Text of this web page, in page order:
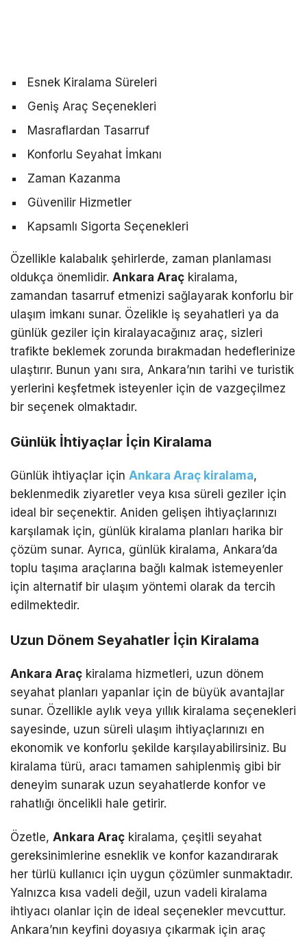
Esnek Kiralama Süreleri
Geniş Araç Seçenekleri
Masraflardan Tasarruf
Konforlu Seyahat İmkanı
Zaman Kazanma
Güvenilir Hizmetler
Kapsamlı Sigorta Seçenekleri
Özellikle kalabalık şehirlerde, zaman planlaması
oldukça önemlidir. Ankara Araç kiralama,
zamandan tasarruf etmenizi sağlayarak konforlu bir
ulaşım imkanı sunar. Özelikle iş seyahatleri ya da
günlük geziler için kiralayacağınız araç, sizleri
trafikte beklemek zorunda bırakmadan hedeflerinize
ulaştırır. Bunun yanı sıra, Ankara’nın tarihi ve turistik
yerlerini keşfetmek isteyenler için de vazgeçilmez
bir seçenek olmaktadır.
Günlük İhtiyaçlar İçin Kiralama
Günlük ihtiyaçlar için Ankara Araç kiralama,
beklenmedik ziyaretler veya kısa süreli geziler için
ideal bir seçenektir. Aniden gelişen ihtiyaçlarınızı
karşılamak için, günlük kiralama planları harika bir
çözüm sunar. Ayrıca, günlük kiralama, Ankara’da
toplu taşıma araçlarına bağlı kalmak istemeyenler
için alternatif bir ulaşım yöntemi olarak da tercih
edilmektedir.
Uzun Dönem Seyahatler İçin Kiralama
Ankara Araç kiralama hizmetleri, uzun dönem
seyahat planları yapanlar için de büyük avantajlar
sunar. Özellikle aylık veya yıllık kiralama seçenekleri
sayesinde, uzun süreli ulaşım ihtiyaçlarınızı en
ekonomik ve konforlu şekilde karşılayabilirsiniz. Bu
kiralama türü, aracı tamamen sahiplenmiş gibi bir
deneyim sunarak uzun seyahatlerde konfor ve
rahatlığı öncelikli hale getirir.
Özetle, Ankara Araç kiralama, çeşitli seyahat
gereksinimlerine esneklik ve konfor kazandırarak
her türlü kullanıcı için uygun çözümler sunmaktadır.
Yalnızca kısa vadeli değil, uzun vadeli kiralama
ihtiyacı olanlar için de ideal seçenekler mevcuttur.
Ankara’nın keyfini doyasıya çıkarmak için araç